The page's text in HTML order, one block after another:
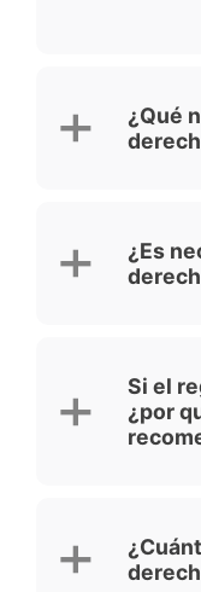
¿Qué
¿Es
Si el
¿por